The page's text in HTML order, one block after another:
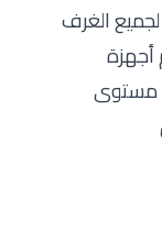
الغرف
أجهزة
مستوى